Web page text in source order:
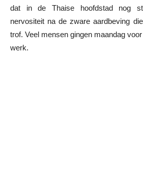
dat in de Thaise hoofdstad nog
nervositeit na de zware aardbeving
trof. Veel mensen gingen maandag
werk.